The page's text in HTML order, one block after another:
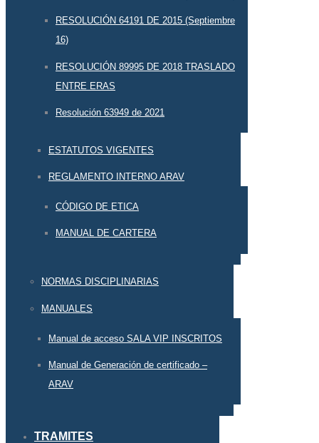
RESOLUCIÓN 64191 DE 2015 (Septiembre
16)
RESOLUCIÓN 89995 DE 2018 TRASLADO
ENTRE ERAS
Resolución 63949 de 2021
ESTATUTOS VIGENTES
REGLAMENTO INTERNO ARAV
CÓDIGO DE ETICA
MANUAL DE CARTERA
NORMAS DISCIPLINARIAS
MANUALES
Manual de acceso SALA VIP INSCRITOS
Manual de Generación de certificado –
ARAV
TRAMITES